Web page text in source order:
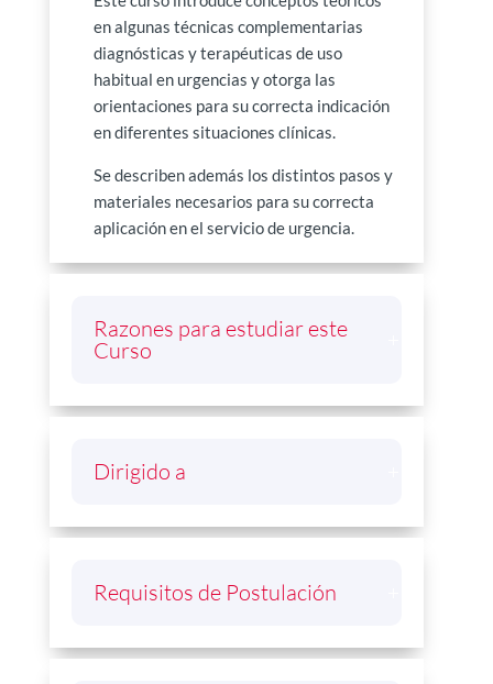
en algunas técnicas complementarias
diagnósticas y terapéuticas de uso
habitual en urgencias y otorga las
orientaciones para su correcta indicación
en diferentes situaciones clínicas.
Se describen además los distintos pasos y
materiales necesarios para su correcta
aplicación en el servicio de urgencia.
Razones para estudiar este
Curso
Dirigido a
Requisitos de Postulación